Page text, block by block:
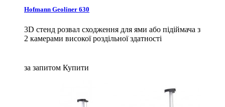
Hofmann Geoliner 630
3D стенд розвал сходження для ями або підіймача з
2 камерами високої роздільної здатності
за запитом Купити